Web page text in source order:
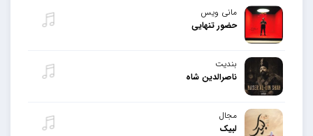
مانی ویس
حضور تنهایی
بندیت
ناصرالدین شاه
مجال
لبیک